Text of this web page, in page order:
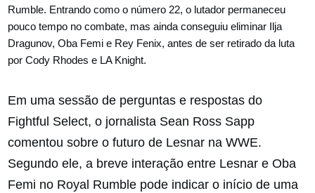
Rumble. Entrando como o número 22, o lutador permaneceu
pouco tempo no combate, mas ainda conseguiu eliminar Ilja
Dragunov, Oba Femi e Rey Fenix, antes de ser retirado da luta
por Cody Rhodes e LA Knight.
Em uma sessão de perguntas e respostas do
Fightful Select, o jornalista Sean Ross Sapp
comentou sobre o futuro de Lesnar na WWE.
Segundo ele, a breve interação entre Lesnar e Oba
Femi no Royal Rumble pode indicar o início de uma